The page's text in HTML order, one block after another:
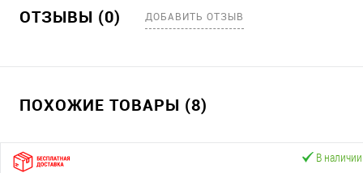
ОТЗЫВЫ (0) ДОБАВИТЬ ОТЗЫВ
ПОХОЖИЕ ТОВАРЫ (8)
В наличии